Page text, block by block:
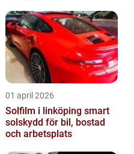
01 april 2026
Solfilm i linköping smart
solskydd för bil, bostad
och arbetsplats